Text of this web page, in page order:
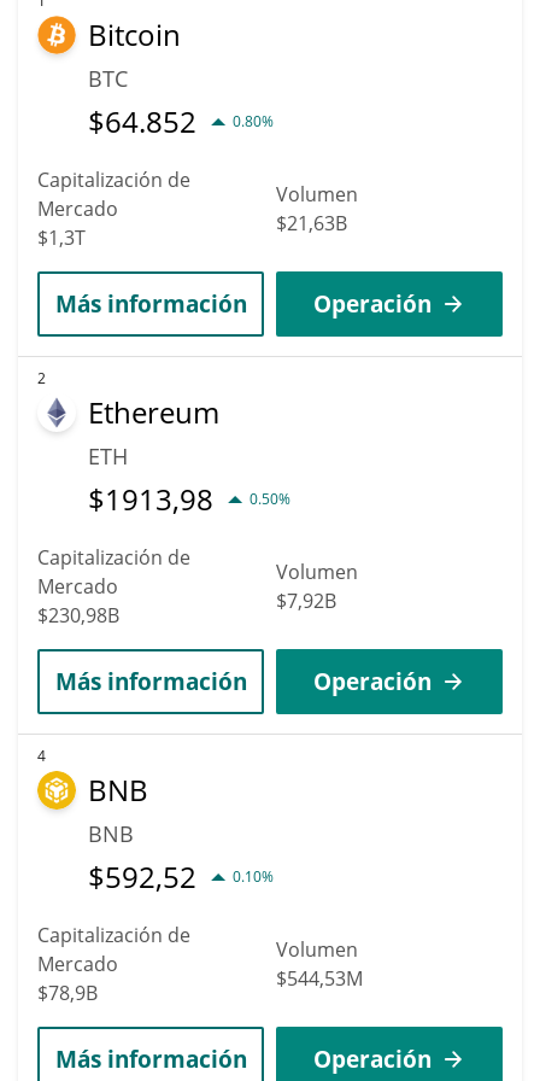
empresariales, TerraClassicUSD podría alcanzar un precio
máximo de $0,0076621274 para 2036.
Bitcoin
BTC
$64.852 0.80%
Capitalización de
Mercado
$1,3T
Volumen
$21,63B
Más información Operación
2
Ethereum
ETH
$1913,98 0.50%
Capitalización de
Mercado
$230,98B
Volumen
$7,92B
Más información Operación
4
BNB
BNB
$592,52 0.10%
Capitalización de
Mercado
$78,9B
Volumen
$544,53M
Más información Operación